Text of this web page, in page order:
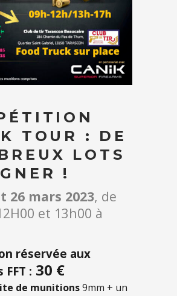
TOUR : DE
LOTS
!
26 mars 2023, de
et 13h00 à
réservée aux
FFT : 30 €
de munitions9mm + un